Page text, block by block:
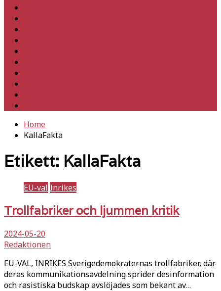
Home
KallaFakta
Etikett: KallaFakta
EU-val Inrikes
Trollfabriker och ljummen kritik
2024-05-20
Redaktionen
EU-VAL, INRIKES Sverigedemokraternas trollfabriker, där
deras kommunikationsavdelning sprider desinformation
och rasistiska budskap avslöjades som bekant av…